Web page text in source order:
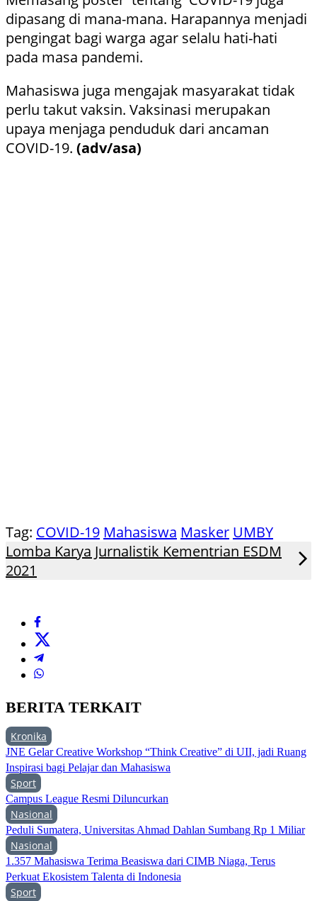
dipasang di mana-mana. Harapannya menjadi
pengingat bagi warga agar selalu hati-hati
pada masa pandemi.
Mahasiswa juga mengajak masyarakat tidak
perlu takut vaksin. Vaksinasi merupakan
upaya menjaga penduduk dari ancaman
COVID-19. (adv/asa)
Tag: COVID-19 Mahasiswa Masker UMBY
Lomba Karya Jurnalistik Kementrian ESDM
2021
BERITA TERKAIT
Kronika
JNE Gelar Creative Workshop “Think Creative” di UII, jadi Ruang
Inspirasi bagi Pelajar dan Mahasiswa
Sport
Campus League Resmi Diluncurkan
Nasional
Peduli Sumatera, Universitas Ahmad Dahlan Sumbang Rp 1 Miliar
Nasional
1.357 Mahasiswa Terima Beasiswa dari CIMB Niaga, Terus
Perkuat Ekosistem Talenta di Indonesia
Sport